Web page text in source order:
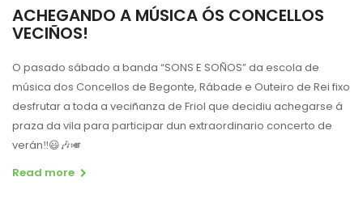
ACHEGANDO A MÚSICA ÓS CONCELLOS
VECIÑOS!
O pasado sábado a banda “SONS E SOÑOS” da escola de
música dos Concellos de Begonte, Rábade e Outeiro de Rei fixo
desfrutar a toda a veciñanza de Friol que decidiu achegarse á
praza da vila para participar dun extraordinario concerto de
verán‼️😃🎶🎺
Read more